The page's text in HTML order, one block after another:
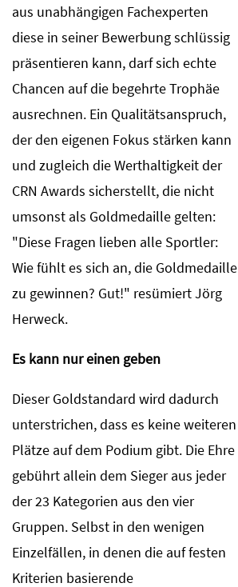
aus unabhängigen Fachexperten
diese in seiner Bewerbung schlüssig
präsentieren kann, darf sich echte
Chancen auf die begehrte Trophäe
ausrechnen. Ein Qualitätsanspruch,
der den eigenen Fokus stärken kann
und zugleich die Werthaltigkeit der
CRN Awards sicherstellt, die nicht
umsonst als Goldmedaille gelten:
"Diese Fragen lieben alle Sportler:
Wie fühlt es sich an, die Goldmedaille
zu gewinnen? Gut!" resümiert Jörg
Herweck.
Es kann nur einen geben
Dieser Goldstandard wird dadurch
unterstrichen, dass es keine weiteren
Plätze auf dem Podium gibt. Die Ehre
gebührt allein dem Sieger aus jeder
der 23 Kategorien aus den vier
Gruppen. Selbst in den wenigen
Einzelfällen, in denen die auf festen
Kriterien basierende